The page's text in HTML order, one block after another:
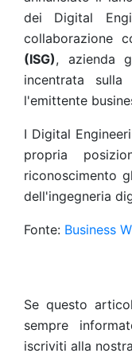
dei Digital
collaborazione
(ISG), azienda
incentrata
l'emittente
I Digital
propria
riconoscimento
dell'ingegneria
Fonte: Business
Se questo
sempre
iscriviti alla nostra